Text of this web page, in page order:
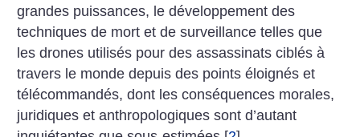
grandes puissances, le développement des
techniques de mort et de surveillance telles que
les drones utilisés pour des assassinats ciblés à
travers le monde depuis des points éloignés et
télécommandés, dont les conséquences morales,
juridiques et anthropologiques sont d’autant